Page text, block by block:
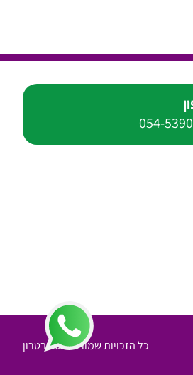
054-
כל הזכויות שמורות לסביבטרון